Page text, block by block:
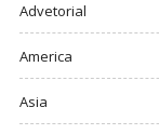
Advetorial
America
Asia